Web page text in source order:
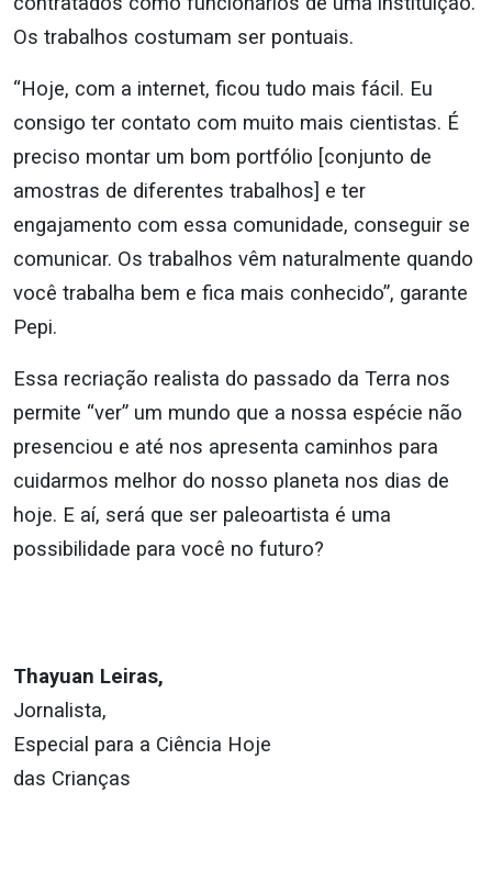
Os trabalhos costumam ser pontuais.
“Hoje, com a internet, ficou tudo mais fácil. Eu
consigo ter contato com muito mais cientistas. É
preciso montar um bom portfólio [conjunto de
amostras de diferentes trabalhos] e ter
engajamento com essa comunidade, conseguir se
comunicar. Os trabalhos vêm naturalmente quando
você trabalha bem e fica mais conhecido”, garante
Pepi.
Essa recriação realista do passado da Terra nos
permite “ver” um mundo que a nossa espécie não
presenciou e até nos apresenta caminhos para
cuidarmos melhor do nosso planeta nos dias de
hoje. E aí, será que ser paleoartista é uma
possibilidade para você no futuro?
Thayuan Leiras,
Jornalista,
Especial para a Ciência Hoje
das Crianças